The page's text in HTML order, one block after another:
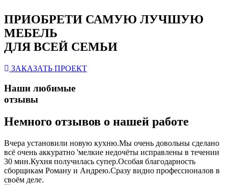
ПРИОБРЕТИ САМУЮ ЛУЧШУЮ
МЕБЕЛЬ
ДЛЯ ВСЕЙ СЕМЬИ
ЗАКАЗАТЬ ПРОЕКТ
Наши любимые
отзывы
Немного отзывов о нашей работе
Вчера установили новую кухню.Мы очень довольны сделано
всё очень аккуратно 'мелкие недочёты исправлены в течении
30 мин.Кухня получилась супер.Особая благодарность
сборщикам Роману и Андрею.Сразу видно профессионалов в
своём деле.